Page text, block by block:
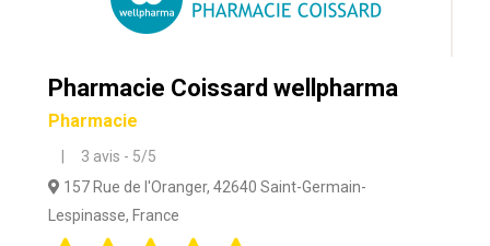
Pharmacie Coissard wellpharma
Pharmacie
| 3 avis - 5/5
157 Rue de l'Oranger, 42640 Saint-Germain-
Lespinasse, France